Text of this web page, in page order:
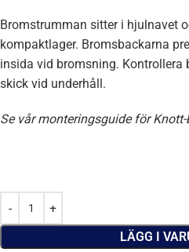
Bromstrumman sitter i hjulnavet
kompaktlager. Bromsbackarna
insida vid bromsning.
skick vid underhåll.
Se vår monteringsguide för
LÄGG I